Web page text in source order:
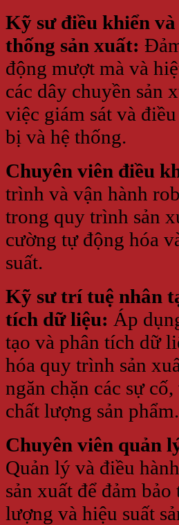
Kỹ sư điều khiển
thống sản xuất:
động mượt mà và
các dây chuyền sản
việc giám sát và
bị và hệ thống.
Chuyên viên điều
trình và vận hành
trong quy trình sản
cường tự động hóa
suất.
Kỹ sư trí tuệ nhân
tích dữ liệu: Áp
tạo và phân tích dữ
hóa quy trình sản
ngăn chặn các sự
chất lượng sản phẩm.
Chuyên viên quản
Quản lý và điều
sản xuất để đảm
lượng và hiệu suất